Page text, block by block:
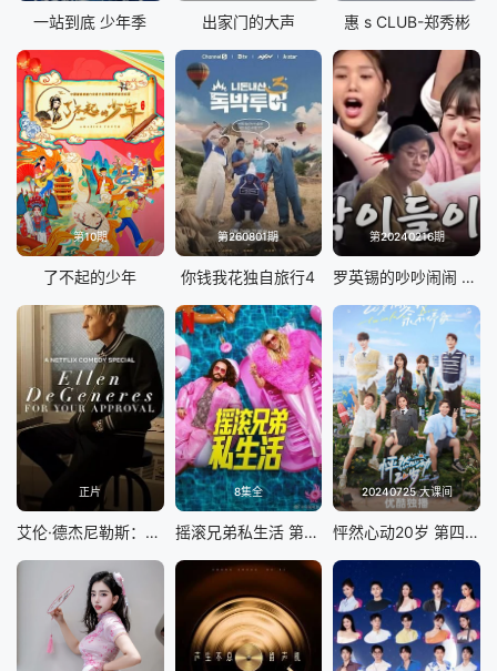
一站到底 少年季 出家门的大声 惠 s CLUB-郑秀彬
第10期
了不起的少年
第260801期
你钱我花独自旅行4
第20240216期
罗英锡的吵吵闹闹 蹦蹦地球游戏厅篇
正片
艾伦·德杰尼勒斯：请你许可
8集全
摇滚兄弟私生活 第二季
20240725 大课间
怦然心动20岁 第四季